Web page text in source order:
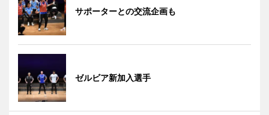
サポーターとの交流企画も
ゼルビア新加入選手